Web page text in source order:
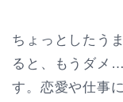
ちょっとしたう
ると、もうダメ
す。恋愛や仕事